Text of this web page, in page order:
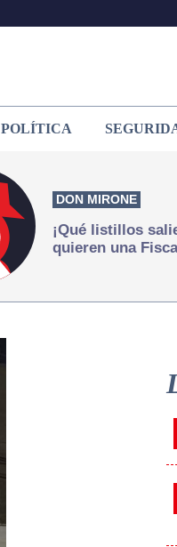
POLÍTICA
DON MIRONE
¡Qué listillos
quieren una